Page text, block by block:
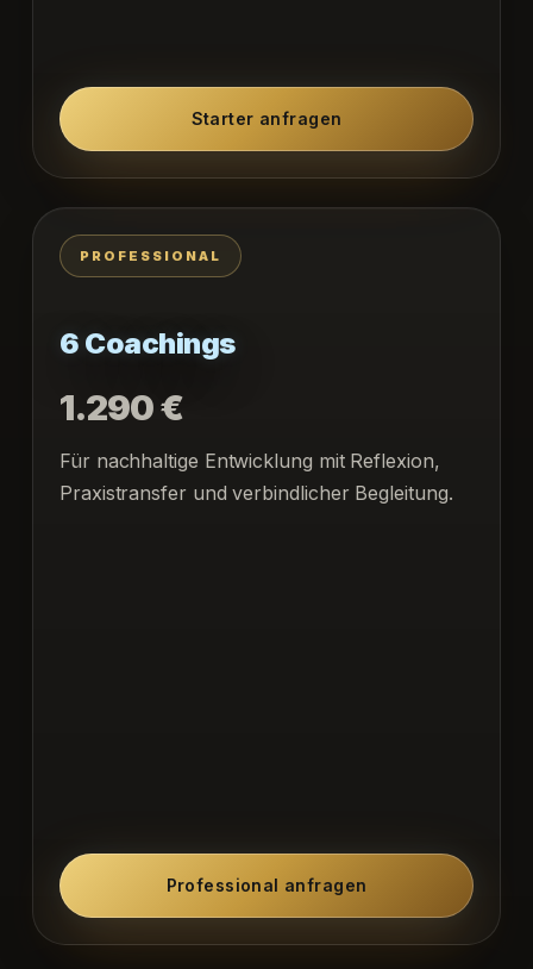
Starter anfragen
PROFESSIONAL
6 Coachings
1.290 €
Für nachhaltige Entwicklung mit Reflexion,
Praxistransfer und verbindlicher Begleitung.
Professional anfragen